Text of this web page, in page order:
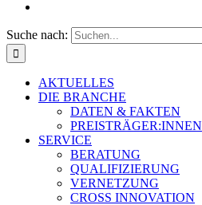
Suche nach:
AKTUELLES
DIE BRANCHE
DATEN & FAKTEN
PREISTRÄGER:INNEN
SERVICE
BERATUNG
QUALIFIZIERUNG
VERNETZUNG
CROSS INNOVATION